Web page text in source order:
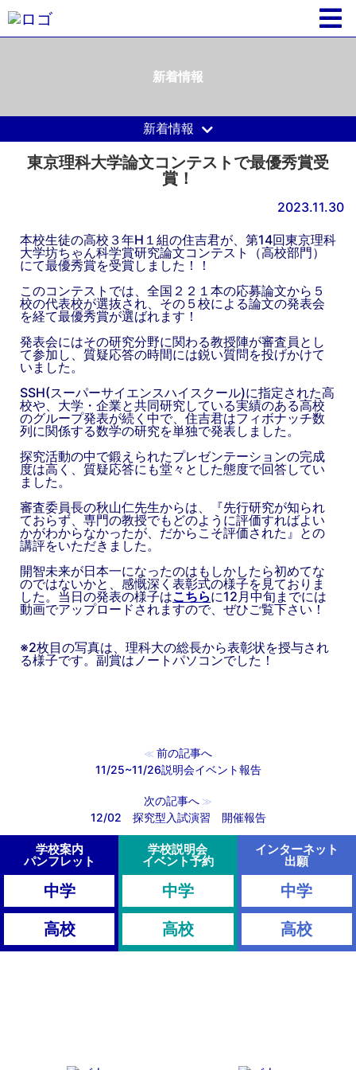
新着情報
新着情報
東京理科大学論文コンテストで最優秀賞受
賞！
2023.11.30
本校生徒の高校３年H１組の住吉君が、第14回東京理科
大学坊ちゃん科学賞研究論文コンテスト（高校部門）
にて最優秀賞を受賞しました！！
このコンテストでは、全国２２１本の応募論文から５
校の代表校が選抜され、その５校による論文の発表会
を経て最優秀賞が選ばれます！
発表会にはその研究分野に関わる教授陣が審査員とし
て参加し、質疑応答の時間には鋭い質問を投げかけて
いました。
SSH(スーパーサイエンスハイスクール)に指定された高
校や、大学・企業と共同研究している実績のある高校
のグループ発表が続く中で、住吉君はフィボナッチ数
列に関係する数学の研究を単独で発表しました。
探究活動の中で鍛えられたプレゼンテーションの完成
度は高く、質疑応答にも堂々とした態度で回答してい
ました。
審査委員長の秋山仁先生からは、『先行研究が知られ
ておらず、専門の教授でもどのように評価すればよい
かがわからなかったが、だからこそ評価された』との
講評をいただきました。
開智未来が日本一になったのはもしかしたら初めてな
のではないかと、感慨深く表彰式の様子を見ておりま
した。当日の発表の様子はこちらに12月中旬までには
動画でアップロードされますので、ぜひご覧下さい！
※2枚目の写真は、理科大の総長から表彰状を授与され
る様子です。副賞はノートパソコンでした！
≪ 前の記事へ
11/25~11/26説明会イベント報告
次の記事へ ≫
12/02 探究型入試演習 開催報告
学校案内
パンフレット
中学
高校
学校説明会
イベント予約
中学
高校
インターネット
出願
中学
高校